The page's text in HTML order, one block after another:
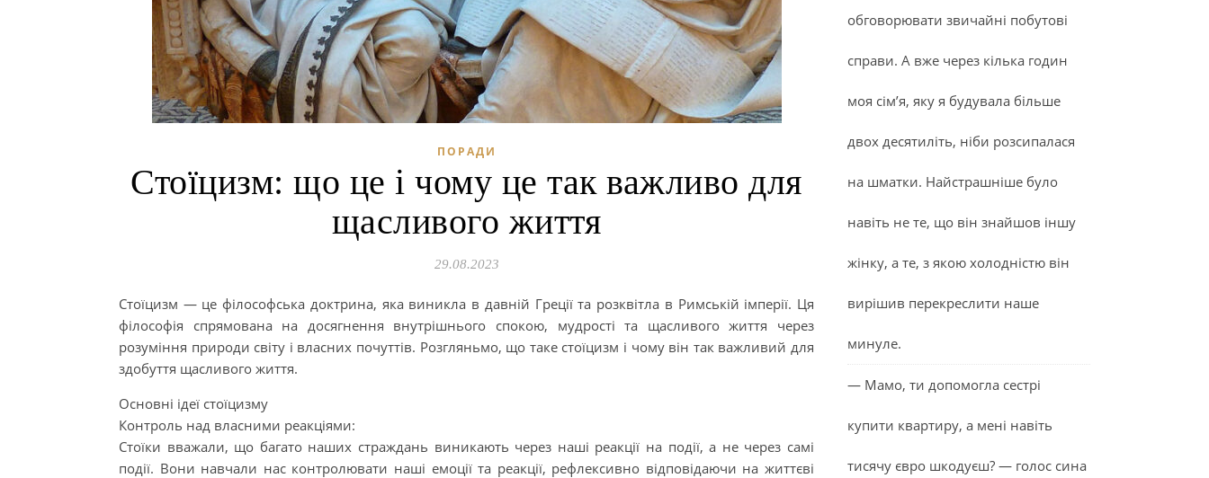
ПОРАДИ
Стоїцизм: що це і чому це так важливо для
щасливого життя
29.08.2023
Стоїцизм — це філософська доктрина, яка виникла в давній Греції та розквітла в Римській імперії. Ця
філософія спрямована на досягнення внутрішнього спокою, мудрості та щасливого життя через
розуміння природи світу і власних почуттів. Розгляньмо, що таке стоїцизм і чому він так важливий для
здобуття щасливого життя.
Основні ідеї стоїцизму
Контроль над власними реакціями:
Стоїки вважали, що багато наших страждань виникають через наші реакції на події, а не через самі
події. Вони навчали нас контролювати наші емоції та реакції, рефлексивно відповідаючи на життєві
обговорювати звичайні побутові
справи. А вже через кілька годин
моя сім’я, яку я будувала більше
двох десятиліть, ніби розсипалася
на шматки. Найстрашніше було
навіть не те, що він знайшов іншу
жінку, а те, з якою холодністю він
вирішив перекреслити наше
минуле.
— Мамо, ти допомогла сестрі
купити квартиру, а мені навіть
тисячу євро шкодуєш? — голос сина